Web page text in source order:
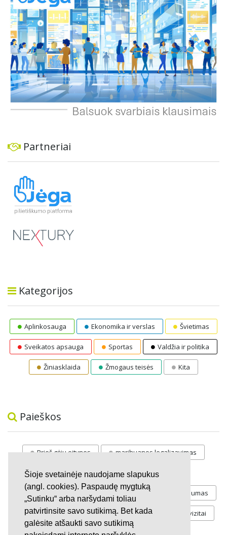
Šioje svetainėje naudojame slapukus
(angl. cookies). Paspaudę mygtuką
„Sutinku“ arba naršydami toliau
patvirtinsite savo sutikimą. Bet kada
galėsite atšaukti savo sutikimą
Partneriai
Kategorijos
Aplinkosauga Ekonomika ir verslas Švietimas
Sveikatos apsauga Sportas Valdžia ir politika
Žiniasklaida Žmogaus teisės Kita
Paieškos
Prieš gėju eitynes marihuanos legalizavimas
STOP vaiku atemimas
Pilnos moksleivių vasaros atostogos referendumas
Keliu jaunystės Valandos Rekvizitai